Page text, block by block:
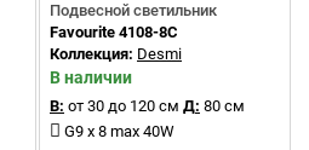
Подвесной светильник
Favourite 4108-8C
Коллекция: Desmi
В наличии
В: от 30 до 120 см Д: 80 см
G9 x 8 max 40W